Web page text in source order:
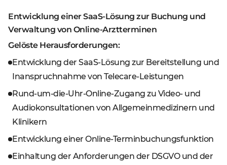
Entwicklung einer SaaS-Lösung zur Buchung und
Verwaltung von Online-Arztterminen
Gelöste Herausforderungen:
Entwicklung der SaaS-Lösung zur Bereitstellung und
Inanspruchnahme von Telecare-Leistungen
Rund-um-die-Uhr-Online-Zugang zu Video- und
Audiokonsultationen von Allgemeinmedizinern und
Klinikern
Entwicklung einer Online-Terminbuchungsfunktion
Einhaltung der Anforderungen der DSGVO und der